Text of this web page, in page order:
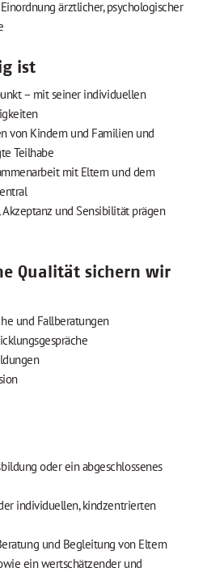
ärztlicher, psychologischer
ist
– mit seiner individuellen
von Kindern und Familien und
Teilhabe
mit Eltern und dem
und Sensibilität prägen
Qualität sichern wir
und Fallberatungen
oder ein abgeschlossenes
individuellen, kindzentrierten
und Begleitung von Eltern
ein wertschätzender und